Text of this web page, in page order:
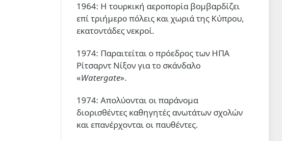
1964: Η τουρκική αεροπορία βομβαρδίζει
επί τριήμερο πόλεις και χωριά της Κύπρου,
εκατοντάδες νεκροί.
1974: Παραιτείται ο πρόεδρος των ΗΠΑ
Ρίτσαρντ Νίξον για το σκάνδαλο
«Watergate».
1974: Απολύονται οι παράνομα
διορισθέντες καθηγητές ανωτάτων σχολών
και επανέρχονται οι παυθέντες.